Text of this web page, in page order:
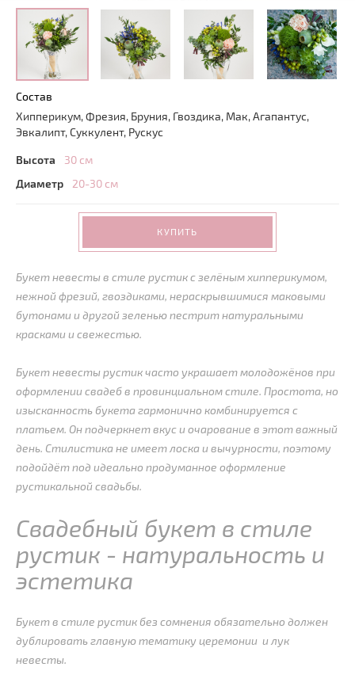
Состав
Хипперикум, Фрезия, Бруния, Гвоздика, Мак, Агапантус,
Эвкалипт, Суккулент, Рускус
Высота
30 см
Диаметр
20-30 см
КУПИТЬ
Букет невесты в стиле рустик с зелёным хипперикумом,
нежной фрезий, гвоздиками, нераскрывшимися маковыми
бутонами и другой зеленью пестрит натуральными
красками и свежестью.
Букет невесты рустик часто украшает молодожёнов при
оформлении свадеб в провинциальном стиле. Простота, но
изысканность букета гармонично комбинируется с
платьем. Он подчеркнет вкус и очарование в этот важный
день. Стилистика не имеет лоска и вычурности, поэтому
подойдёт под идеально продуманное оформление
рустикальной свадьбы.
Свадебный букет в стиле
рустик - натуральность и
эстетика
Букет в стиле рустик без сомнения обязательно должен
дублировать главную тематику церемонии и лук
невесты.